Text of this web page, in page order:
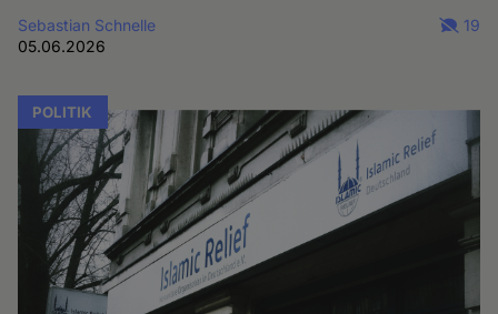
Sebastian Schnelle
05.06.2026
19
POLITIK